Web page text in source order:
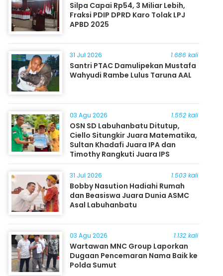
Silpa Capai Rp54, 3 Miliar Lebih,
Fraksi PDIP DPRD Karo Tolak LPJ
APBD 2025
31 Jul 2026 1.686 kali
Santri PTAC Damulipekan Mustafa
Wahyudi Rambe Lulus Taruna AAL
03 Agu 2026 1.552 kali
OSN SD Labuhanbatu Ditutup,
Ciello Situngkir Juara Matematika,
Sultan Khadafi Juara IPA dan
Timothy Rangkuti Juara IPS
31 Jul 2026 1.503 kali
Bobby Nasution Hadiahi Rumah
dan Beasiswa Juara Dunia ASMC
Asal Labuhanbatu
03 Agu 2026 1.132 kali
Wartawan MNC Group Laporkan
Dugaan Pencemaran Nama Baik ke
Polda Sumut